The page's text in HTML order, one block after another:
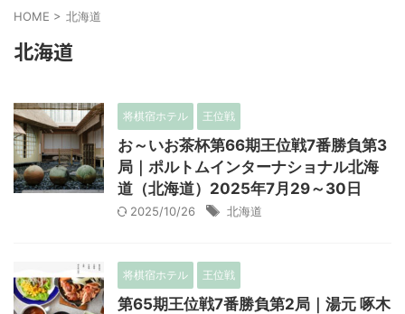
HOME > 北海道
北海道
将棋宿ホテル 王位戦
お～いお茶杯第66期王位戦7番勝負第3
局｜ポルトムインターナショナル北海
道（北海道）2025年7月29～30日
2025/10/26 北海道
将棋宿ホテル 王位戦
第65期王位戦7番勝負第2局｜湯元 啄木